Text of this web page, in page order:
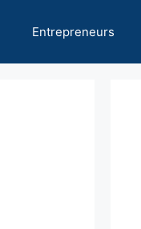
Entrepreneurs